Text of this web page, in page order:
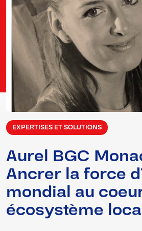
EXPERTISES ET SOLUTIONS
Aurel BGC
Ancrer la force
mondial au
écosystème